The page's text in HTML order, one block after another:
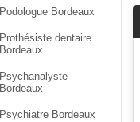
Podologue Bordeaux
Prothésiste dentaire
Bordeaux
Psychanalyste
Bordeaux
Psychiatre Bordeaux